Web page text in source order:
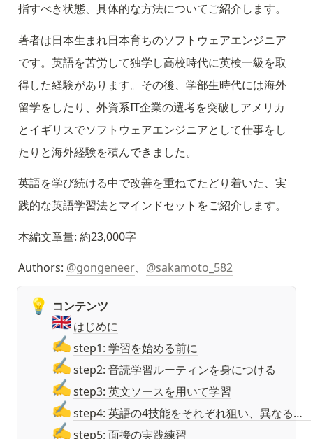
指すべき状態、具体的な方法についてご紹介します。
著者は日本生まれ日本育ちのソフトウェアエンジニア
です。英語を苦労して独学し高校時代に英検一級を取
得した経験があります。その後、学部生時代には海外
留学をしたり、外資系IT企業の選考を突破しアメリカ
とイギリスでソフトウェアエンジニアとして仕事をし
たりと海外経験を積んできました。
英語を学び続ける中で改善を重ねてたどり着いた、実
践的な英語学習法とマインドセットをご紹介します。
本編文章量: 約23,000字
Authors: @gongeneer、 @sakamoto_582
💡 コンテンツ
🇬🇧はじめに
✍️step1: 学習を始める前に
✍️step2: 音読学習ルーティンを身につける
✍️step3: 英文ソースを用いて学習
✍️ step4: 英語の4技能をそれぞれ狙い、異なる勉強法を取り入れる
✍️step5: 面接の実践練習